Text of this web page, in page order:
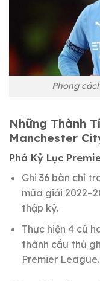
Phong
Những Thành
Manchester
Phá Kỷ Lục
Ghi 36 bàn chỉ
mùa giải
thập kỷ.
Thực hiện 4 cú
thành cầu thủ
Premier League.